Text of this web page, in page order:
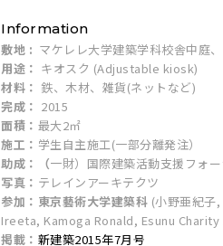
Information
敷地 : マケレレ大学建築学科校舎中庭
用途： キオスク (Adjustable kiosk)
材料： 鉄、木材、雑貨(ネットなど)
完成： 2015
面積： 最大2㎡
施工： 学生自主施工(一部分離発注）
助成：（一財）国際建築活動支援フォ
写真： テレインアーキテクツ
参加：東京藝術大学建築科 (小野亜紀子
Ireeta, Kamoga Ronald, Esunu
掲載： 新建築2015年7月号